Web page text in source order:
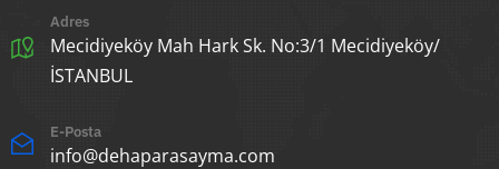
Adres
Mecidiyeköy Mah Hark Sk. No:3/1 Mecidiyeköy/
İSTANBUL
E-Posta
info@dehaparasayma.com